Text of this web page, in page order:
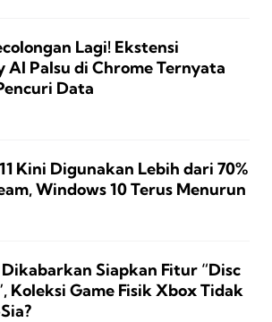
Lagi! Ekstensi
AI Palsu di Chrome Ternyata
Data
Kini Digunakan Lebih dari 70%
Windows 10 Terus Menurun
Siapkan Fitur “Disc
Koleksi Game Fisik Xbox Tidak